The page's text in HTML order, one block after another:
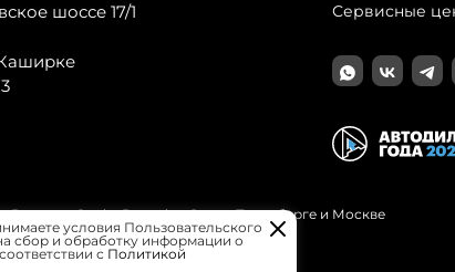
шоссе 17/1
Сервисные
Opel и Renault в Санкт-Петербурге и Москве
условия Пользовательского
сбор и обработку информации о
с Политикой